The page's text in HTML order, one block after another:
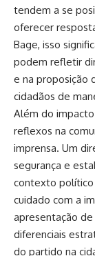
tendem a se
oferecer
Bage, isso
podem refletir
e na proposição
cidadãos de
Além do
reflexos na
imprensa. Um
segurança e
contexto político
cuidado com a
apresentação
diferenciais
do partido na